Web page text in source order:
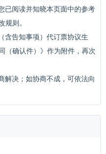
已阅读并知晓本页面中的参考
规则。
含告知事项）代订票协议生
（确认件）》作为附件，再次
解决；如协商不成，可依法向